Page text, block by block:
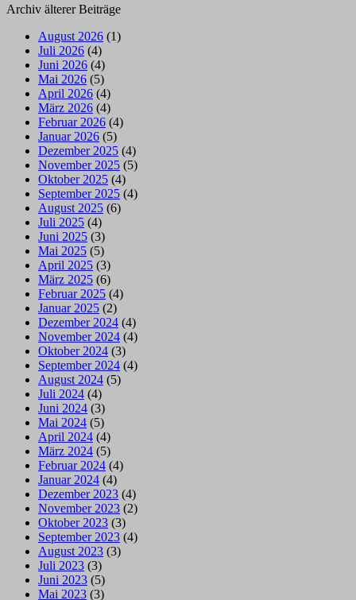
Archiv älterer Beiträge
August 2026 (1)
Juli 2026 (4)
Juni 2026 (4)
Mai 2026 (5)
April 2026 (4)
März 2026 (4)
Februar 2026 (4)
Januar 2026 (5)
Dezember 2025 (4)
November 2025 (5)
Oktober 2025 (4)
September 2025 (4)
August 2025 (6)
Juli 2025 (4)
Juni 2025 (3)
Mai 2025 (5)
April 2025 (3)
März 2025 (6)
Februar 2025 (4)
Januar 2025 (2)
Dezember 2024 (4)
November 2024 (4)
Oktober 2024 (3)
September 2024 (4)
August 2024 (5)
Juli 2024 (4)
Juni 2024 (3)
Mai 2024 (5)
April 2024 (4)
März 2024 (5)
Februar 2024 (4)
Januar 2024 (4)
Dezember 2023 (4)
November 2023 (2)
Oktober 2023 (3)
September 2023 (4)
August 2023 (3)
Juli 2023 (3)
Juni 2023 (5)
Mai 2023 (3)